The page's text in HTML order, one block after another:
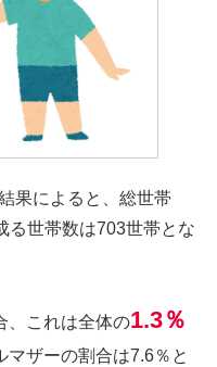
果によると、総世帯
る世帯数は703世帯とな
、これは全体の1.3％
マザーの割合は7.6％と